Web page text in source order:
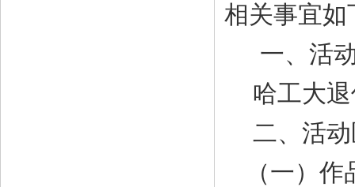
相关事宜如
一、活
哈工大退
二、活动
（一）作